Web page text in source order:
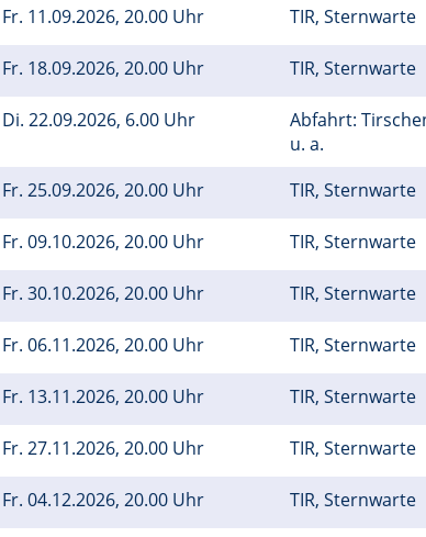
Fr. 11.09.2026, 20.00 Uhr TIR, Sternwarte
Fr. 18.09.2026, 20.00 Uhr TIR, Sternwarte
Di. 22.09.2026, 6.00 Uhr
Abfahrt:
u. a.
Fr. 25.09.2026, 20.00 Uhr TIR, Sternwarte
Fr. 09.10.2026, 20.00 Uhr TIR, Sternwarte
Fr. 30.10.2026, 20.00 Uhr TIR, Sternwarte
Fr. 06.11.2026, 20.00 Uhr TIR, Sternwarte
Fr. 13.11.2026, 20.00 Uhr TIR, Sternwarte
Fr. 27.11.2026, 20.00 Uhr TIR, Sternwarte
Fr. 04.12.2026, 20.00 Uhr TIR, Sternwarte